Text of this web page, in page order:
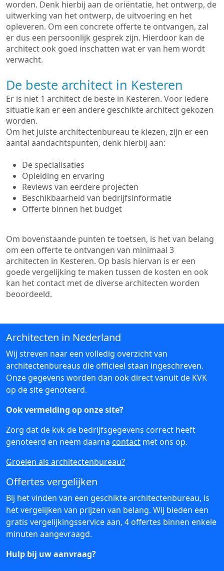
worden. Denk hierbij aan de oriëntatie, het ontwerp, de
uitwerking van het ontwerp, de uitvoering en het
opleveren. Om een concrete offerte te ontvangen, zal
er dus een persoonlijk gesprek zijn. Hierdoor kan de
architect ook goed inschatten wat er van hem wordt
verwacht.
De beste architect in Kesteren
Er is niet 1 architect de beste in Kesteren. Voor iedere
situatie kan er een andere geschikte architect gekozen
worden.
Om het juiste architectenbureau te kiezen, zijn er een
aantal aandachtspunten, denk hierbij aan:
De specialisaties
Opleiding en ervaring
Reviews van eerdere projecten
Beschikbaarheid van bedrijfsinformatie
Offerte binnen het budget
Om bovenstaande punten te toetsen, is het van belang
om een offerte te ontvangen van minimaal 3
architecten in Kesteren. Op basis hiervan is er een
goede vergelijking te maken tussen de kosten en ook
kan het contact met de diverse architecten worden
beoordeeld.
Architecten in Nederland
Wij streven naar een volledig overzicht van
architectenbureaus die officieel staan ingeschreven.
Onze gegevens worden dan ook direct vanuit de KVK
op de site genoteerd.
Ook vermelding op onze site?
Zorg dat de kvk de bedrijfsgegevens correct heeft
genoteerd en neem daarna contact met ons op.
Groeien als architectenbureau?
Offertes vergelijken
Bij het vinden van een geschikte architectenbureau, is
het vergelijken van prijzen van belang. Wij bieden een
gratis vergelijkingsservice aan, 4 offertes binnen enkele
minuten aangevraagd.
Hulp bij uw aanvraag?